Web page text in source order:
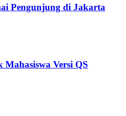
Pengunjung di Jakarta
Versi QS